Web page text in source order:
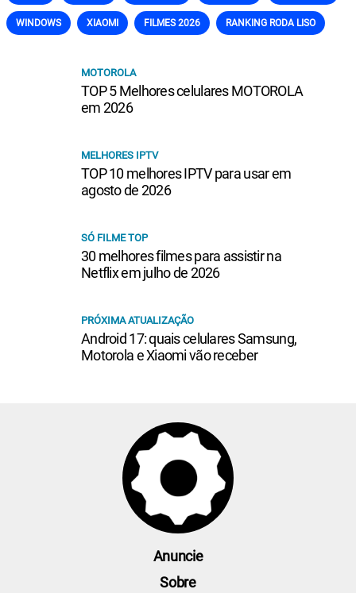
WINDOWS XIAOMI FILMES 2026 RANKING RODA LISO
MOTOROLA
TOP 5 Melhores celulares MOTOROLA
em 2026
MELHORES IPTV
TOP 10 melhores IPTV para usar em
agosto de 2026
SÓ FILME TOP
30 melhores filmes para assistir na
Netflix em julho de 2026
PRÓXIMA ATUALIZAÇÃO
Android 17: quais celulares Samsung,
Motorola e Xiaomi vão receber
Anuncie
Sobre